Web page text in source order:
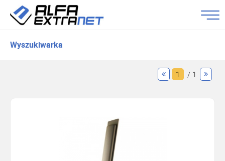
Wyszukiwarka
1 / 1